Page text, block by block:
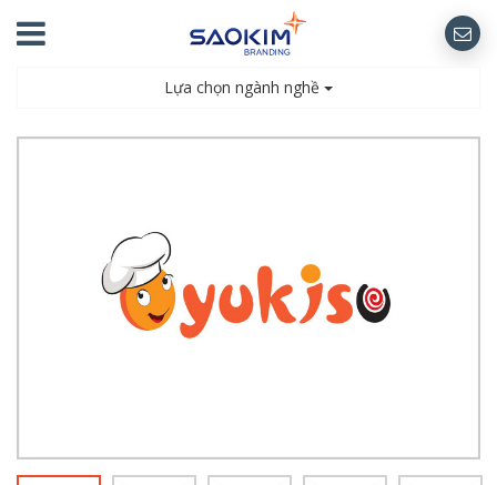
Lựa chọn ngành nghề